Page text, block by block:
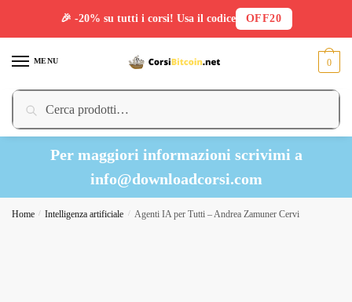
MENU
Cerca:
Cerca
0
Per maggiori informazioni scrivimi a
info@downloadcorsi.com
Home / Intelligenza artificiale / Agenti IA per Tutti – Andrea Zamuner Cervi
🎉 -20% su tutti i corsi! Usa il codice OFF20